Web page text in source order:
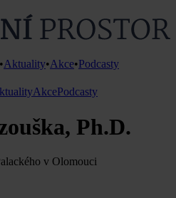
•Aktuality•Akce•Podcasty
AkcePodcasty
Ph.D.
v Olomouci